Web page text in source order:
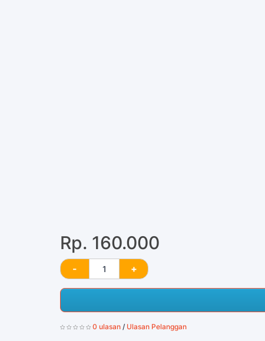
Rp. 160.000
0 ulasan / Ulasan Pelanggan